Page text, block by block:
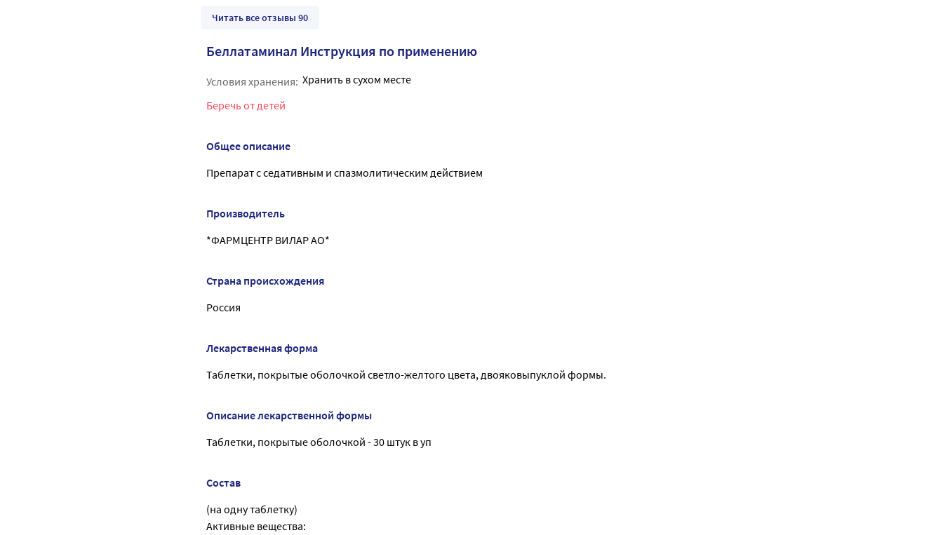
Читать все отзывы 90
Беллатаминал Инструкция по применению
Условия хранения: Хранить в сухом месте
Беречь от детей
Общее описание
Препарат с седативным и спазмолитическим действием
Производитель
*ФАРМЦЕНТР ВИЛАР АО*
Страна происхождения
Россия
Лекарственная форма
Таблетки, покрытые оболочкой светло-желтого цвета, двояковыпуклой формы.
Описание лекарственной формы
Таблетки, покрытые оболочкой - 30 штук в уп
Состав
(на одну таблетку)
Активные вещества: